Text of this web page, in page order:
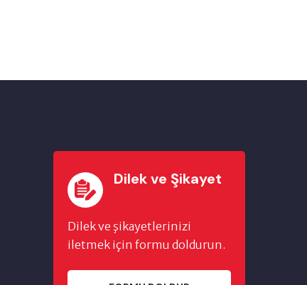
Dilek ve Şikayet
Dilek ve şikayetlerinizi
iletmek için formu doldurun.